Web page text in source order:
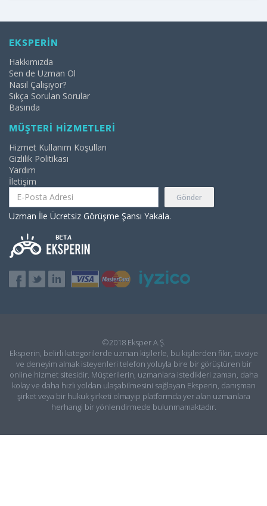
EKSPERİN
Hakkımızda
Sen de Uzman Ol
Nasıl Çalışıyor?
Sıkça Sorulan Sorular
Basında
MÜŞTERİ HİZMETLERİ
Hizmet Kullanım Koşulları
Gizlilik Politikası
Yardım
İletişim
Gönder
Uzman İle Ücretsiz Görüşme Şansı Yakala.
©2018 Eksper A.Ş.
Eksperin, belirli kategorilerde uzman kişilerle, bu kişilerden fikir, tavsiye
ve deneyim almak isteyenleri telefon yoluyla bire bir görüştüren bir
online hizmet sitesidir. Müşterilerin, uzmanlara istedikleri zaman, daha
kolay ve daha hızlı yoldan ulaşabilmesini sağlayan Eksperin, danışman
şirket veya bir hukuk şirketi olmayıp platformda yer alan uzmanlara
herhangi bir yönlendirmede bulunmamaktadır.